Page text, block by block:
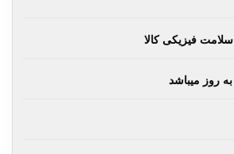
فیزیکی کالا
روز میباشد